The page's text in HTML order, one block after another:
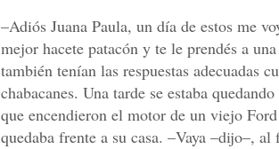
–Adiós Juana Paula, un día de estos me
mejor hacete patacón y te le prendés a
también tenían las respuestas adecuadas
chabacanes. Una tarde se estaba
que encendieron el motor de un viejo
quedaba frente a su casa. –Vaya –dijo–,